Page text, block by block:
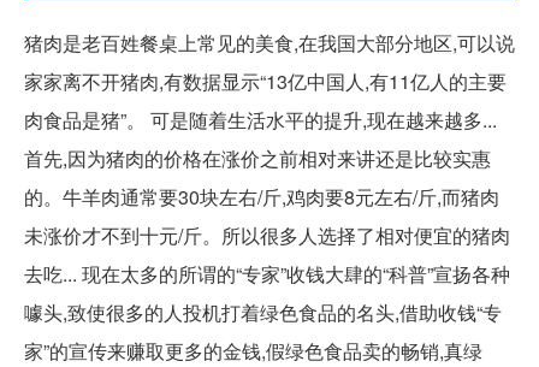
猪肉是老百姓餐桌上常见的美食,在我国大部分地区,可以说
家家离不开猪肉,有数据显示“13亿中国人,有11亿人的主要
肉食品是猪”。 可是随着生活水平的提升,现在越来越多...
首先,因为猪肉的价格在涨价之前相对来讲还是比较实惠
的。牛羊肉通常要30块左右/斤,鸡肉要8元左右/斤,而猪肉
未涨价才不到十元/斤。所以很多人选择了相对便宜的猪肉
去吃... 现在太多的所谓的“专家”收钱大肆的“科普”宣扬各种
噱头,致使很多的人投机打着绿色食品的名头,借助收钱“专
家”的宣传来赚取更多的金钱,假绿色食品卖的畅销,真绿